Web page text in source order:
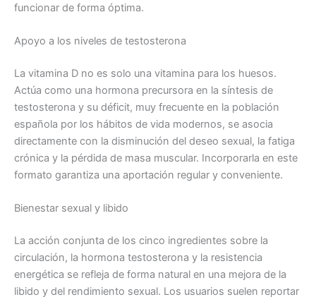
funcionar de forma óptima.
Apoyo a los niveles de testosterona
La vitamina D no es solo una vitamina para los huesos.
Actúa como una hormona precursora en la síntesis de
testosterona y su déficit, muy frecuente en la población
española por los hábitos de vida modernos, se asocia
directamente con la disminución del deseo sexual, la fatiga
crónica y la pérdida de masa muscular. Incorporarla en este
formato garantiza una aportación regular y conveniente.
Bienestar sexual y libido
La acción conjunta de los cinco ingredientes sobre la
circulación, la hormona testosterona y la resistencia
energética se refleja de forma natural en una mejora de la
libido y del rendimiento sexual. Los usuarios suelen reportar